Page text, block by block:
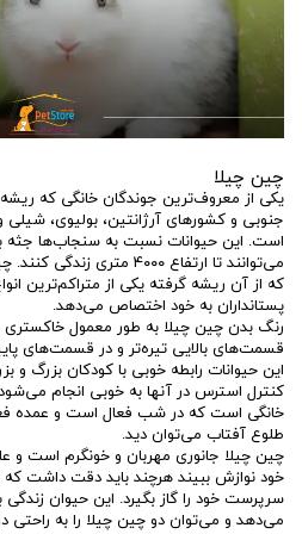
چین چیلا
یکی از معروف‌ترین جوندگان خانگی که
جنوبی و کشورهای آرژانتین، بولیوی، شیلی
است. این حیوانات نسبت به سنجاب‌ها جثه
می‌توانند تا ارتفاع ۴۰۰۰
که از آن ریشه گرفته یکی از متراکم‌ترین
پستانداران به خود اختصاص می‌دهد.
رنگ بدن چین چیلا به طور معمول خاکستری
قسمت‌های بالایی تیره‌تر و در قسمت‌های
این حیوانات رابطه خوبی با کودکان بزرگ و
کنترل استرس در آنها به خوبی انجام
خانگی است که در شب فعال است و عمده
طلوع آفتاب می‌توان دید.
چین چیلا جانوری مهربان و خونگرم است و
خود نوازش ببیند هرچند باید دقت داشت
سرپرست خود را گاز بگیرد. این حیوان
می‌دهد و می‌توان دو چین چیلا را به راحتی